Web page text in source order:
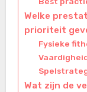
Welke
prioriteit
Fysieke
Wat zijn de